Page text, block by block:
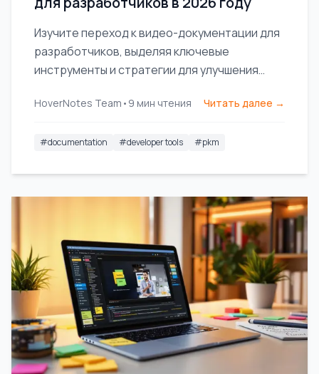
Изучите переход к видео-документации для
разработчиков, выделяя ключевые
инструменты и стратегии для улучшения
эффективности команды.
HoverNotes Team • 9 мин чтения Читать далее →
#documentation #developer tools #pkm